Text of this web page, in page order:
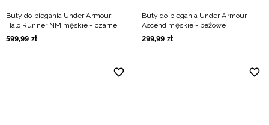
Buty do biegania Under Armour
Halo Runner NM męskie - czarne
599,99 zł
Buty do biegania Under Armour
Ascend męskie - beżowe
299,99 zł